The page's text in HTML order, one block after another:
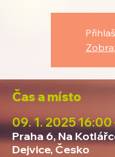
Čas a místo
09. 1. 2025 16:00
Praha 6, Na
Dejvice, Česko